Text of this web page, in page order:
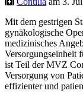
Mit dem gestrigen
gynäkologische
medizinisches
Versorgungseinheit
ist Teil der MVZ
Versorgung von
effizienter und